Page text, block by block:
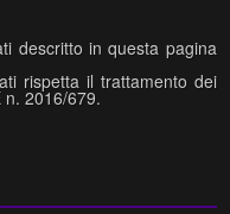
descritto in questa pagina
rispetta il trattamento dei
2016/679.